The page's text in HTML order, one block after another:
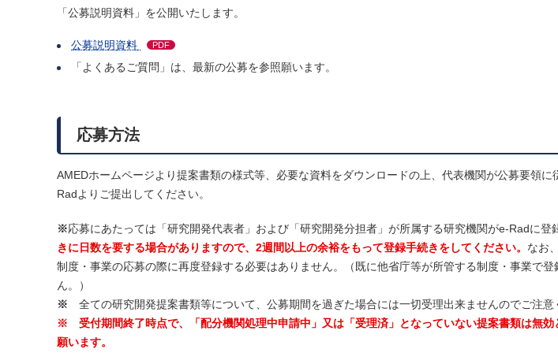
「公募説明資料」を公開いたします。
公募説明資料 PDF
「よくあるご質問」は、最新の公募を参照願います。
応募方法
AMEDホームページより提案書類の様式等、必要な資料をダウンロードの上、代表機関が公募要領
Radよりご提出してください。
※応募にあたっては「研究開発代表者」および「研究開発分担者」が所属する研究機関がe-Radに登
きに日数を要する場合がありますので、2週間以上の余裕をもって登録手続きをしてください。 なお
制度・事業の応募の際に再度登録する必要はありません。（既に他省庁等が所管する制度・事業で
ん。）
※ 全ての研究開発提案書類等について、公募期間を過ぎた場合には一切受理出来ませんのでご注意
※ 受付期間終了時点で、「配分機関処理中申請中」又は「受理済」となっていない提案書類は無
願います。